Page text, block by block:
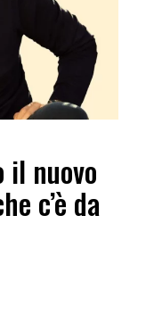
il nuovo
c’è da